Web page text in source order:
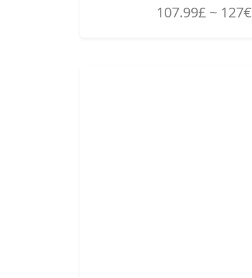
107.99£ ~ 127€